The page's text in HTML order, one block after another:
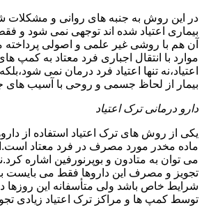
در این روش به جنبه های روانی و
بیماری اعتیاد شده اند توجهی نمی شود و
آن هم با روشی غیر علمی و اصولی
موارد با انتقال اجباری فرد معتاد به کمپ
اعتیاد،نه تنها اعتیاد فرد درمان نمی
بیمار از لحاظ جسمی و روحی با آسیب
دارو درمانی ترک اعتیاد
یکی از روش های ترک اعتیاد استفاده از
ماده مخدر مورد مصرف در فرد معتاد
می توان به متادون و بوپرنورفین اشاره
تجویز و مصرف این داروها فقط می بایست
شرایط خاص باشد ولی متأسفانه این روزها
توسط کمپ ها و مراکز ترک اعتیاد زیادی